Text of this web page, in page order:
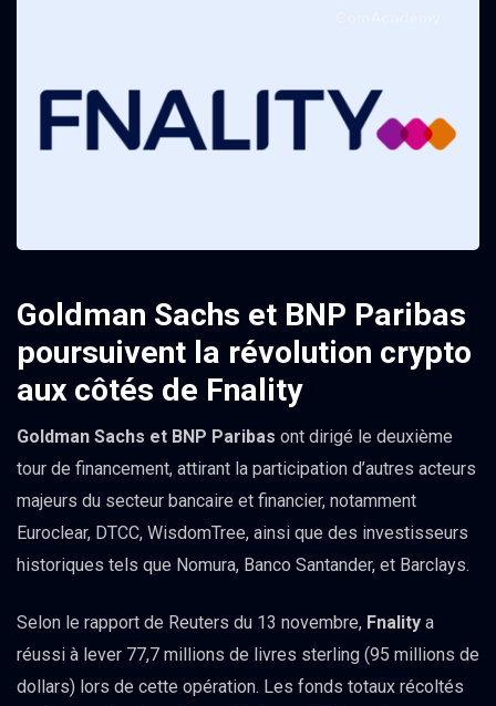
Goldman Sachs et BNP Paribas
poursuivent la révolution crypto
aux côtés de Fnality
Goldman Sachs et BNP Paribas ont dirigé le deuxième
tour de financement, attirant la participation d’autres acteurs
majeurs du secteur bancaire et financier, notamment
Euroclear, DTCC, WisdomTree, ainsi que des investisseurs
historiques tels que Nomura, Banco Santander, et Barclays.
Selon le rapport de Reuters du 13 novembre, Fnality a
réussi à lever 77,7 millions de livres sterling (95 millions de
dollars) lors de cette opération. Les fonds totaux récoltés